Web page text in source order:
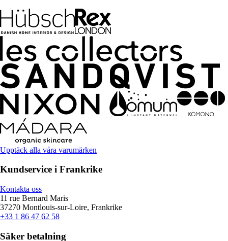
Upptäck alla våra varumärken
Kundservice i Frankrike
Kontakta oss
11 rue Bernard Maris
37270 Montlouis-sur-Loire, Frankrike
+33 1 86 47 62 58
Säker betalning